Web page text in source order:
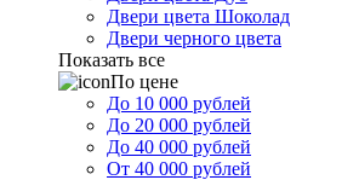
Двери цвета Шоколад
Двери черного цвета
Показать все
По цене
До 10 000 рублей
До 20 000 рублей
До 40 000 рублей
От 40 000 рублей